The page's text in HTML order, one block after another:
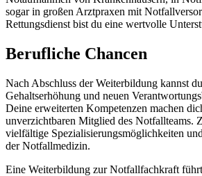
sogar in großen Arztpraxen mit
Rettungsdienst bist du eine wertvolle
Berufliche Chancen
Nach Abschluss der Weiterbildung kannst
Gehaltserhöhung und neuen
Deine erweiterten Kompetenzen machen
unverzichtbaren Mitglied des Notfallteams.
vielfältige Spezialisierungsmöglichkeiten
der Notfallmedizin.
Eine Weiterbildung zur Notfallfachkraft